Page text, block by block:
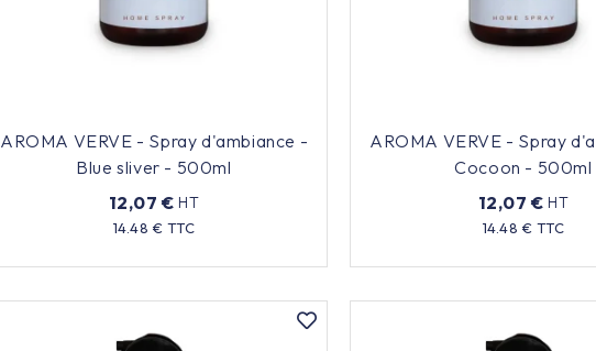
AROMA VERVE - Spray d'ambiance -
Blue sliver - 500ml
12,07 € HT
14.48 € TTC
Prix
AROMA VERVE - Spray
Cocoon - 500ml
12,07 € HT
14.48 € TTC
Prix